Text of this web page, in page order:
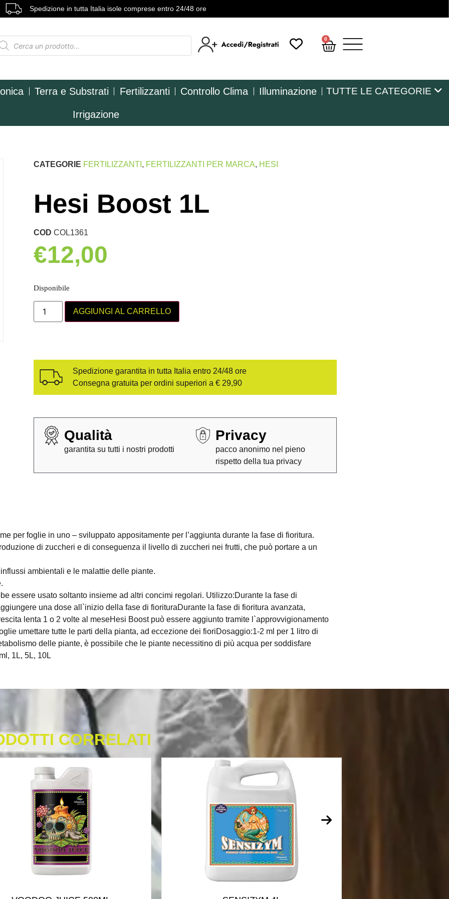
Spedizione in tutta Italia isole comprese entro 24/48 ore
0
Terra e Substrati Fertilizzanti Controllo Clima Illuminazione
Irrigazione
TUTTE LE CATEGORIE
CATEGORIE FERTILIZZANTI , FERTILIZZANTI PER MARCA, HESI
Hesi Boost 1L
CODCOL1361
€12,00
Disponibile
AGGIUNGI AL CARRELLO
Spedizione garantita in tutta Italia entro 24/48 ore
Consegna gratuita per ordini superiori a € 29,90
Qualità
garantita su tutti i nostri prodotti
Privacy
pacco anonimo nel pieno
rispetto della tua privacy
per foglie in uno – sviluppato appositamente per l’aggiunta durante la fase di fioritura.
di zuccheri e di conseguenza il livello di zuccheri nei frutti, che può portare a un
ambientali e le malattie delle piante.
essere usato soltanto insieme ad altri concimi regolari. Utilizzo:Durante la fase di
una dose all`inizio della fase di fiorituraDurante la fase di fioritura avanzata,
lenta 1 o 2 volte al meseHesi Boost può essere aggiunto tramite l`approvvigionamento
umettare tutte le parti della pianta, ad eccezione dei fioriDosaggio:1-2 ml per 1 litro di
delle piante, è possibile che le piante necessitino di più acqua per soddisfare
1L, 5L, 10L
CORRELATI